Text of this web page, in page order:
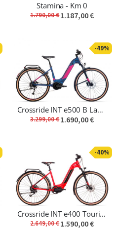
Stamina - Km 0
1.790,00 €1.187,00 €
-49%
Crossride INT e500 B Lady Touring
3.299,00 €1.690,00 €
-40%
Crossride INT e400 Touring - Km 0
2.649,00 €1.590,00 €